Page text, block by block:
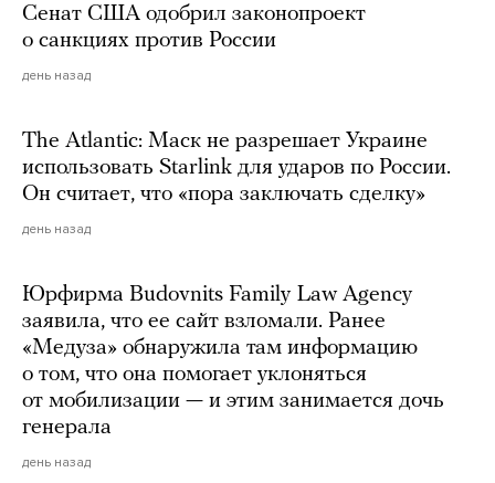
Сенат США одобрил законопроект
о санкциях против России
день назад
The Atlantic: Маск не разрешает Украине
использовать Starlink для ударов по России.
Он считает, что «пора заключать сделку»
день назад
Юрфирма Budovnits Family Law Agency
заявила, что ее сайт взломали. Ранее
«Медуза» обнаружила там информацию
о том, что она помогает уклоняться
от мобилизации — и этим занимается дочь
генерала
день назад